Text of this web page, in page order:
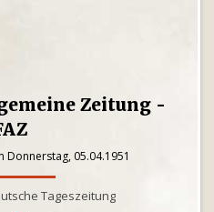
Zeitung -
Donnerstag, 05.04.1951
Tageszeitung